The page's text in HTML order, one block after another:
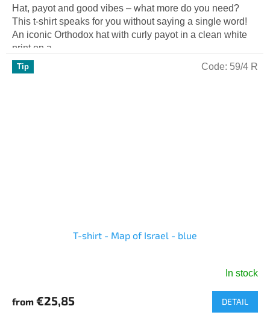
is
5,0
out
of
5
stars.
Hat, payot and good vibes – what more do you need?
This t-shirt speaks for you without saying a single word!
An iconic Orthodox hat with curly payot in a clean white
print on a...
Tip
T-shirt - Map of Israel - blue
In stock
from €25,85 DETAIL
Code: 59/4 R